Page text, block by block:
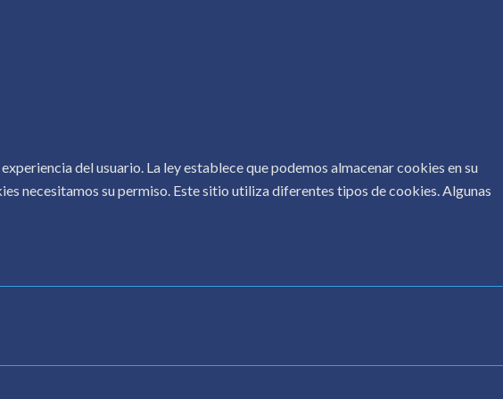
del usuario. La ley establece que podemos almacenar cookies en su
necesitamos su permiso. Este sitio utiliza diferentes tipos de cookies. Algunas